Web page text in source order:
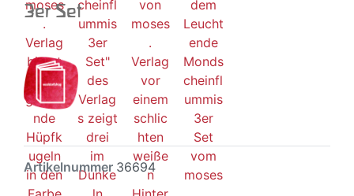
3er Set
Artikelnummer 36694